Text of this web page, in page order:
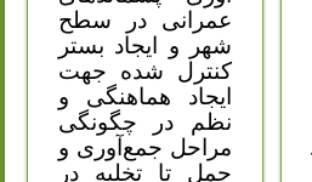
عمرانی در سطح
شهر و ایجاد بستر
کنترل شده جهت
ایجاد هماهنگی و
نظم در چگونگی
مراحل جمع‌آوری و
حمل تا تخلیه در